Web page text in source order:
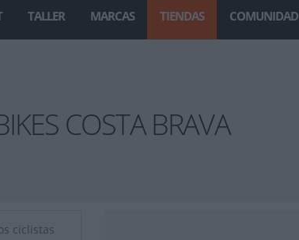
TALLER MARCAS TIENDAS COMUNIDAD
COSTA BRAVA
ciclistas